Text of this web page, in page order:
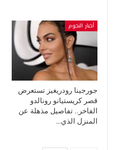
أخبار النجوم
جورجينا رودريغيز تستعرض
قصر كريستيانو رونالدو
الفاخر.. تفاصيل مذهلة عن
المنزل الذي…